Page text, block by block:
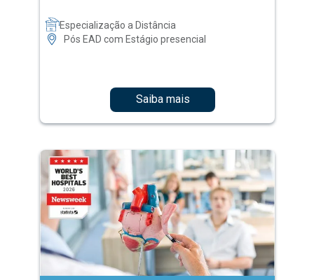
Especialização a Distância
Pós EAD com Estágio presencial
Saiba mais